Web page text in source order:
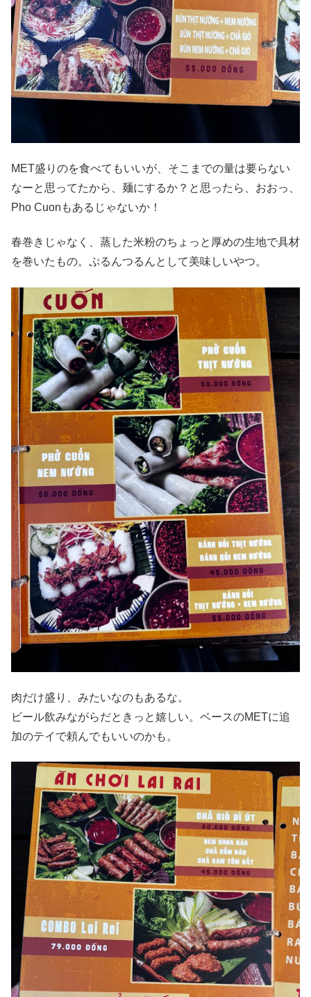
MET盛りのを食べてもいいが、そこまでの量は要らない
なーと思ってたから、麺にするか？と思ったら、おおっ、
Pho Cuonもあるじゃないか！
春巻きじゃなく、蒸した米粉のちょっと厚めの生地で具材
を巻いたもの。ぷるんつるんとして美味しいやつ。
肉だけ盛り、みたいなのもあるな。
ビール飲みながらだときっと嬉しい。ベースのMETに追
加のテイで頼んでもいいのかも。